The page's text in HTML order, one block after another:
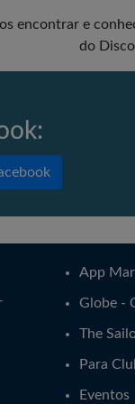
encontrar e
do
App
Globe -
The
Para
Eventos